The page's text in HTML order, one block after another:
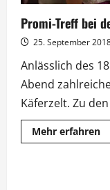
Promi-Treff bei
25. September
Anlässlich des
Abend
Käferzelt. Zu
Mehr erfahren